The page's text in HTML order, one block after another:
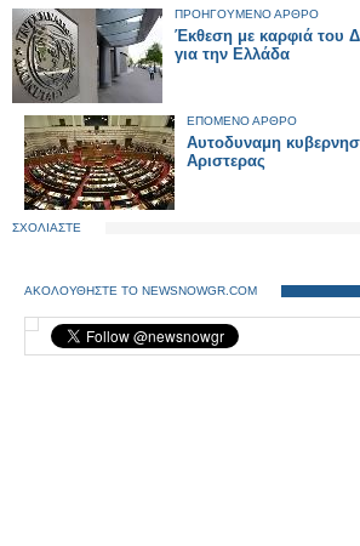
ΠΡΟΗΓΟΥΜΕΝΟ ΑΡΘΡΟ
Έκθεση με καρφιά του
για την Ελλάδα
ΕΠΟΜΕΝΟ ΑΡΘΡΟ
Αυτοδυναμη
Αριστερας
ΣΧΟΛΙΑΣΤΕ
ΑΚΟΛΟΥΘΗΣΤΕ ΤΟ NEWSNOWGR.COM